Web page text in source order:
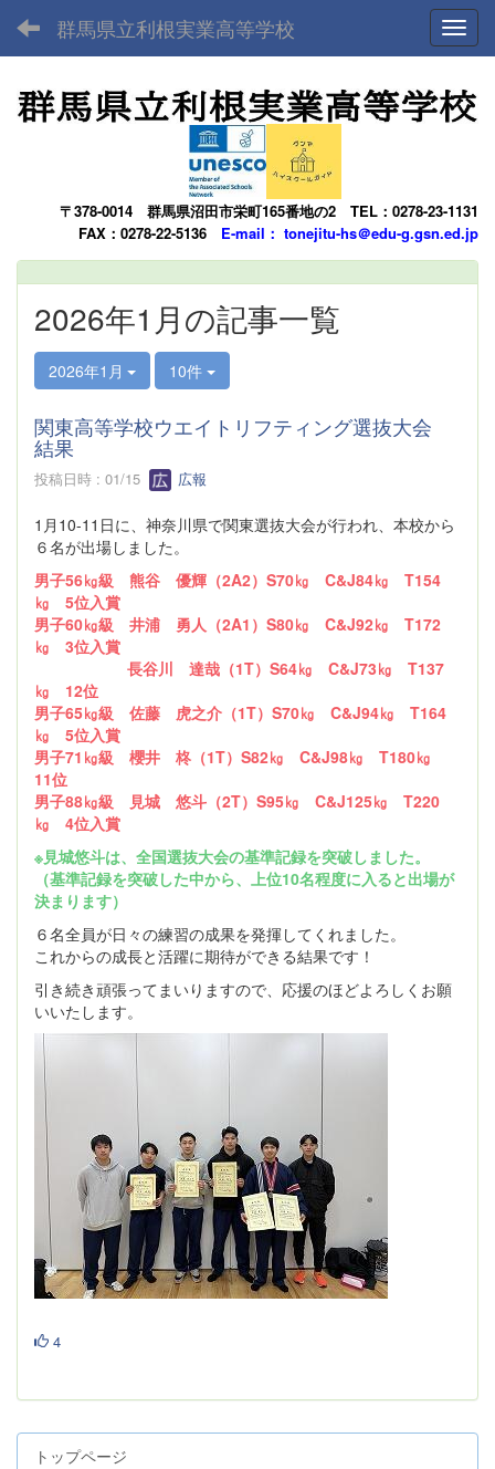
群馬県立利根実業高等学校
〒378-0014 群馬県沼田市栄町165番地の2 TEL：0278-23-1131
FAX：0278-22-5136 E-mail： tonejitu-hs＠edu-g.gsn.ed.jp
2026年1月の記事一覧
2026年1月 10件
関東高等学校ウエイトリフティング選抜大会
結果
投稿日時 : 01/15 広報
1月10-11日に、神奈川県で関東選抜大会が行われ、本校から
６名が出場しました。
男子56㎏級 熊谷 優輝（2A2）S70㎏ C&J84㎏ T154
㎏ 5位入賞
男子60㎏級 井浦 勇人（2A1）S80㎏ C&J92㎏ T172
㎏ 3位入賞
長谷川 達哉（1T）S64㎏ C&J73㎏ T137
㎏ 12位
男子65㎏級 佐藤 虎之介（1T）S70㎏ C&J94㎏ T164
㎏ 5位入賞
男子71㎏級 櫻井 柊（1T）S82㎏ C&J98㎏ T180㎏
11位
男子88㎏級 見城 悠斗（2T）S95㎏ C&J125㎏ T220
㎏ 4位入賞
※見城悠斗は、全国選抜大会の基準記録を突破しました。
（基準記録を突破した中から、上位10名程度に入ると出場が
決まります）
６名全員が日々の練習の成果を発揮してくれました。
これからの成長と活躍に期待ができる結果です！
引き続き頑張ってまいりますので、応援のほどよろしくお願
いいたします。
4
トップページ